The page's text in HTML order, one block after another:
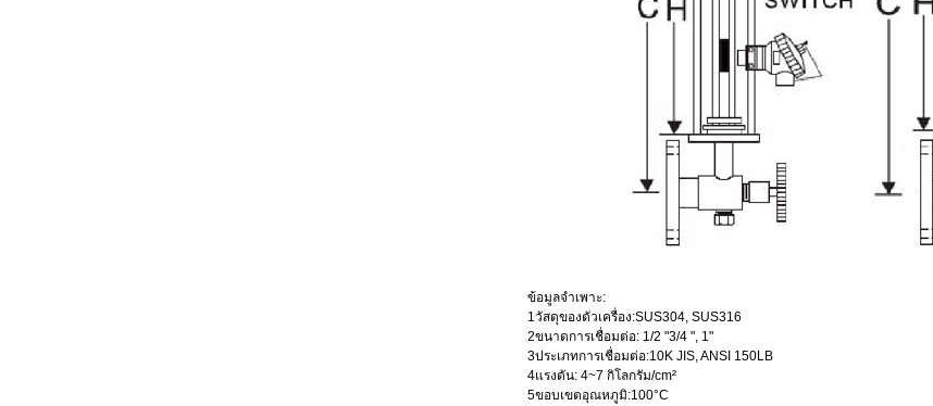
ข้อมูลจำเพาะ:
1วัสดุของตัวเครื่อง:SUS304, SUS316
2ขนาดการเชื่อมต่อ: 1/2 "3/4 ", 1"
3ประเภทการเชื่อมต่อ:10K JIS, ANSI 150LB
4แรงดัน: 4~7 กิโลกรัม/cm²
5ขอบเขตอุณหภูมิ:100°C